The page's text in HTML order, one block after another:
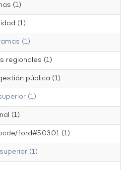
(1)
(1)
(1)
regionales (1)
pública (1)
(1)
(1)
ford#5.03.01 (1)
(1)